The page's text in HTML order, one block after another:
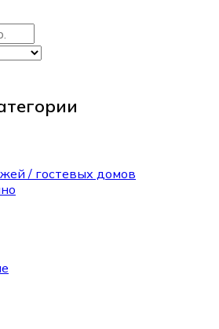
/ гостевых домов